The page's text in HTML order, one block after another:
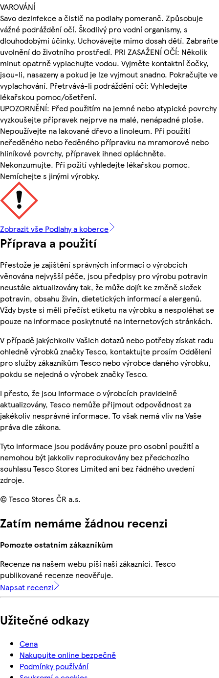
VAROVÁNÍ
Savo dezinfekce a čistič na podlahy pomeranč. Způsobuje
vážné podráždění očí. Škodlivý pro vodní organismy, s
dlouhodobými účinky. Uchovávejte mimo dosah dětí. Zabraňte
uvolnění do životního prostředí. PRI ZASAŽENÍ OČÍ: Několik
minut opatrně vyplachujte vodou. Vyjměte kontaktní čočky,
jsou-li, nasazeny a pokud je lze vyjmout snadno. Pokračujte ve
vyplachování. Přetrvává-li podráždění očí: Vyhledejte
lékařskou pomoc/ošetření.
UPOZORNĚNÍ: Před použitím na jemné nebo atypické povrchy
vyzkoušejte přípravek nejprve na malé, nenápadné ploše.
Nepoužívejte na lakované dřevo a linoleum. Při použití
neředěného nebo ředěného přípravku na mramorové nebo
hliníkové povrchy, přípravek ihned opláchněte.
Nekonzumujte. Při požití vyhledejte lékařskou pomoc.
Nemíchejte s jinými výrobky.
Zobrazit vše Podlahy a koberce
Příprava a použití
Přestože je zajištění správných informací o výrobcích
věnována nejvyšší péče, jsou předpisy pro výrobu potravin
neustále aktualizovány tak, že může dojít ke změně složek
potravin, obsahu živin, dietetických informací a alergenů.
Vždy byste si měli přečíst etiketu na výrobku a nespoléhat se
pouze na informace poskytnuté na internetových stránkách.
V případě jakýchkoliv Vašich dotazů nebo potřeby získat radu
ohledně výrobků značky Tesco, kontaktujte prosím Oddělení
pro služby zákazníkům Tesco nebo výrobce daného výrobku,
pokdu se nejedná o výrobek značky Tesco.
I přesto, že jsou informace o výrobcích pravidelně
aktualizovány, Tesco nemůže přijmout odpovědnost za
jakékoliv nesprávné informace. To však nemá vliv na Vaše
práva dle zákona.
Tyto informace jsou podávány pouze pro osobní použití a
nemohou být jakkoliv reprodukovány bez předchozího
souhlasu Tesco Stores Limited ani bez řádného uvedení
zdroje.
© Tesco Stores ČR a.s.
Zatím nemáme žádnou recenzi
Pomozte ostatním zákazníkům
Recenze na našem webu píší naši zákazníci. Tesco
publikované recenze neověřuje.
Napsat recenzi
Užitečné odkazy
Cena
Nakupujte online bezpečně
Podmínky používání